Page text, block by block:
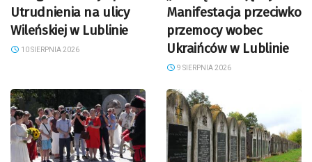
Utrudnienia na ulicy
Wileńskiej w Lublinie
10 SIERPNIA 2026
Manifestacja przeciwko
przemocy wobec
Ukraińców w Lublinie
9 SIERPNIA 2026